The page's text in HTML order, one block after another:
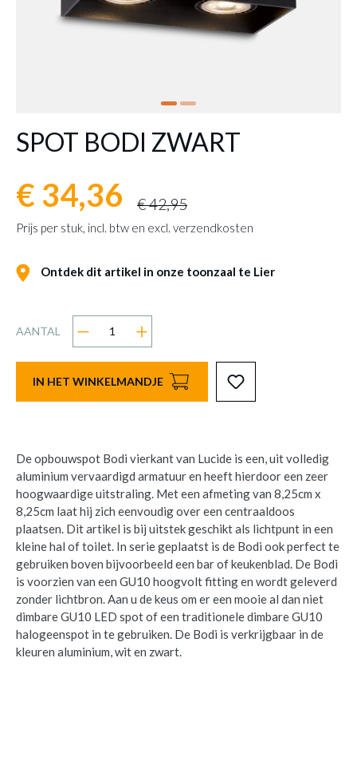
SPOT BODI ZWART
€ 34,36 € 42,95
Prijs per stuk, incl. btw en excl. verzendkosten
Ontdek dit artikel in onze toonzaal te Lier
AANTAL
IN HET WINKELMANDJE
De opbouwspot Bodi vierkant van Lucide is een, uit volledig
aluminium vervaardigd armatuur en heeft hierdoor een zeer
hoogwaardige uitstraling. Met een afmeting van 8,25cm x
8,25cm laat hij zich eenvoudig over een centraaldoos
plaatsen. Dit artikel is bij uitstek geschikt als lichtpunt in een
kleine hal of toilet. In serie geplaatst is de Bodi ook perfect te
gebruiken boven bijvoorbeeld een bar of keukenblad. De Bodi
is voorzien van een GU10 hoogvolt fitting en wordt geleverd
zonder lichtbron. Aan u de keus om er een mooie al dan niet
dimbare GU10 LED spot of een traditionele dimbare GU10
halogeenspot in te gebruiken. De Bodi is verkrijgbaar in de
kleuren aluminium, wit en zwart.